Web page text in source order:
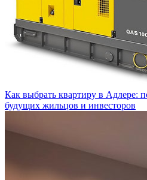
Как выбрать квартиру в Адлере:
будущих жильцов и инвесторов